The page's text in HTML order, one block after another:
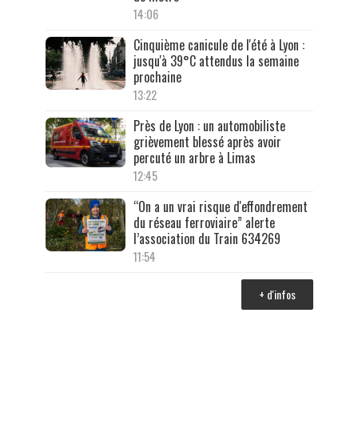
14:06
Cinquième canicule de l'été à Lyon :
jusqu'à 39°C attendus la semaine
prochaine
13:22
Près de Lyon : un automobiliste
grièvement blessé après avoir
percuté un arbre à Limas
12:45
“On a un vrai risque d'effondrement
du réseau ferroviaire” alerte
l’association du Train 634269
11:54
+ d'infos